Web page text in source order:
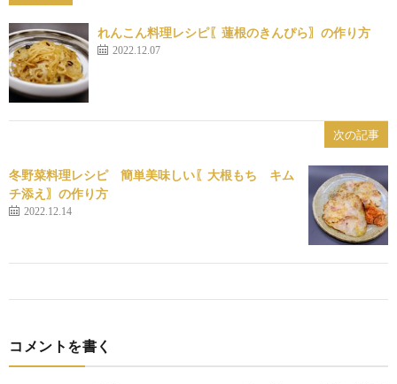
れんこん料理レシピ〖蓮根のきんぴら〗の作り方
2022.12.07
次の記事
冬野菜料理レシピ 簡単美味しい〖大根もち キム
チ添え〗の作り方
2022.12.14
コメントを書く